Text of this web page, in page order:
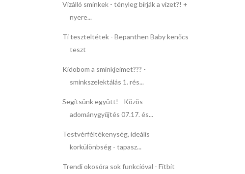
Vízálló sminkek - tényleg bírják a vizet?! +
nyere...
Ti teszteltétek - Bepanthen Baby kenőcs
teszt
Kidobom a sminkjeimet??? -
sminkszelektálás 1. rés...
Segítsünk együtt! - Közös
adománygyűjtés 07.17. és...
Testvérféltékenység, ideális
korkülönbség - tapasz...
Trendi okosóra sok funkcióval - Fitbit